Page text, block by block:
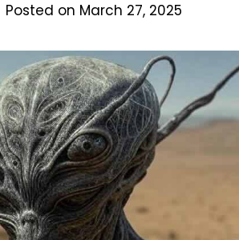
Posted on March 27, 2025